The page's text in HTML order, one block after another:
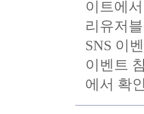
이트에
리유저
SNS 이
이벤트
에서 확